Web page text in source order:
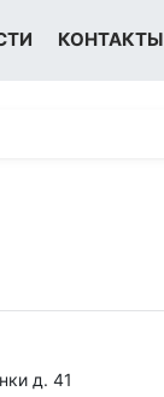
КОНТАКТЫ
д. 41